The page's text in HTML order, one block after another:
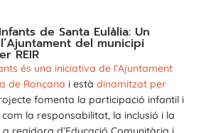
de Santa Eulàlia: Un
del municipi
REIR
és una iniciativa de l’Ajuntament
de Ronçana i està dinamitzat per
fomenta la participació infantil i
la responsabilitat, la inclusió i la